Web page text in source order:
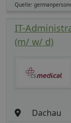
Quelle:
IT-
(m/ w/ d)
Dachau